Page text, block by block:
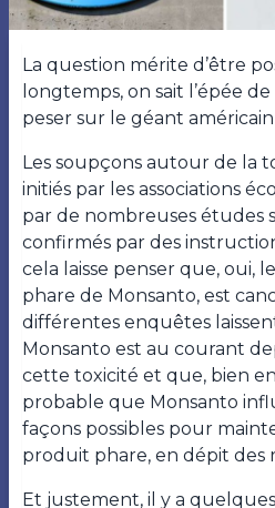
La question mérite d’être
longtemps, on sait l’épée
peser sur le géant
Les soupçons autour de la
initiés par les associations
par de nombreuses études
confirmés par des
cela laisse penser que, oui,
phare de Monsanto, est
différentes enquêtes
Monsanto est au courant
cette toxicité et que, bien
probable que Monsanto
façons possibles pour
produit phare, en dépit des
Et justement, il y a quelques